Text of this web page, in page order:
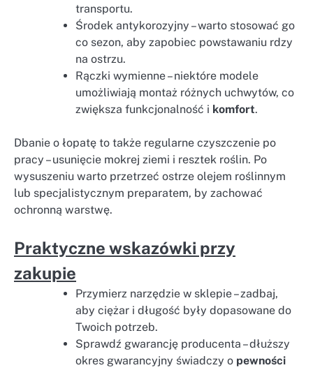
transportu.
Środek antykorozyjny – warto stosować go
co sezon, aby zapobiec powstawaniu rdzy
na ostrzu.
Rączki wymienne – niektóre modele
umożliwiają montaż różnych uchwytów, co
zwiększa funkcjonalność i komfort.
Dbanie o łopatę to także regularne czyszczenie po
pracy – usunięcie mokrej ziemi i resztek roślin. Po
wysuszeniu warto przetrzeć ostrze olejem roślinnym
lub specjalistycznym preparatem, by zachować
ochronną warstwę.
Praktyczne wskazówki przy
zakupie
Przymierz narzędzie w sklepie – zadbaj,
aby ciężar i długość były dopasowane do
Twoich potrzeb.
Sprawdź gwarancję producenta – dłuższy
okres gwarancyjny świadczy o pewności